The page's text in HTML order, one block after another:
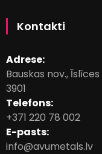
Kontakti
Adrese:
Bauskas nov.,
3901
Telefons:
+371 220 78 002
E-pasts:
info@avumetals.lv